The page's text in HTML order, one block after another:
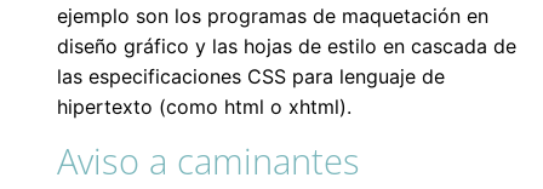
ejemplo son los programas de maquetación en
diseño gráfico y las hojas de estilo en cascada de
las especificaciones CSS para lenguaje de
hipertexto (como html o xhtml).
Aviso a caminantes